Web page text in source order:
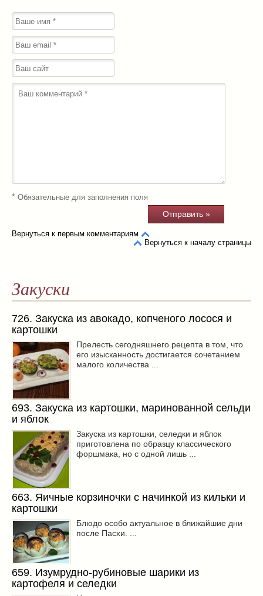
* Обязательные для заполнения поля
Вернуться к первым комментариям
Вернуться к началу страницы
Закуски
726. Закуска из авокадо, копченого лосося и
картошки
Прелесть сегодняшнего рецепта в том, что
его изысканность достигается сочетанием
малого количества ...
693. Закуска из картошки, маринованной сельди
и яблок
Закуска из картошки, селедки и яблок
приготовлена по образцу классического
форшмака, но с одной лишь ...
663. Яичные корзиночки с начинкой из кильки и
картошки
Блюдо особо актуальное в ближайшие дни
после Пасхи. ...
659. Изумрудно-рубиновые шарики из
картофеля и селедки